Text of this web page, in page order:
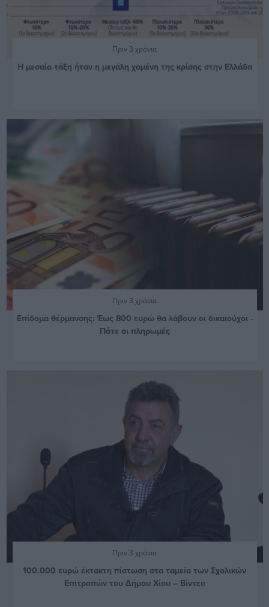
Πριν 3 χρόνια
Η μεσαία τάξη ήταν η μεγάλη χαμένη της κρίσης στην Ελλάδα
Πριν 3 χρόνια
Επίδομα θέρμανσης: Έως 800 ευρώ θα λάβουν οι δικαιούχοι -
Πότε οι πληρωμές
Πριν 3 χρόνια
100.000 ευρώ έκτακτη πίστωση στα ταμεία των Σχολικών
Επιτροπών του Δήμου Χίου – Βίντεο